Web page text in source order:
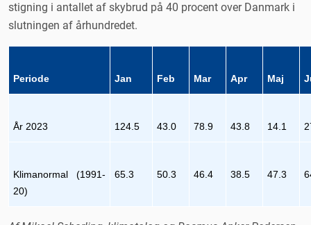
stigning i antallet af skybrud på 40 procent over Danmark i
slutningen af århundredet.
Periode Jan Feb Mar Apr Maj
År 2023 124.5 43.0 78.9 43.8 14.1
Klimanormal (1991-
20)
65.3 50.3 46.4 38.5 47.3